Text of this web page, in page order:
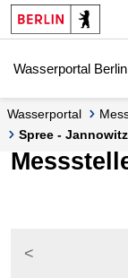
Springe zur
Springe zum Inhalt
Wasserportal Berlin
Wasserportal
Spree -